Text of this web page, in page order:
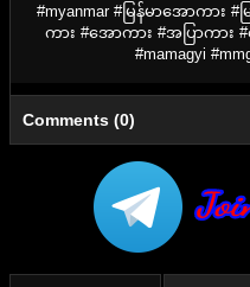
#myanmar #မြန်မာအောကား
ကား #အောကား #အပြာကား #
#mamagyi
Comments (0)